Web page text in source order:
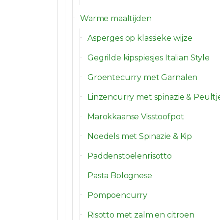
Warme maaltijden
Asperges op klassieke wijze
Gegrilde kipspiesjes Italian Style
Groentecurry met Garnalen
Linzencurry met spinazie &
Marokkaanse Visstoofpot
Noedels met Spinazie & Kip
Paddenstoelenrisotto
Pasta Bolognese
Pompoencurry
Risotto met zalm en citroen